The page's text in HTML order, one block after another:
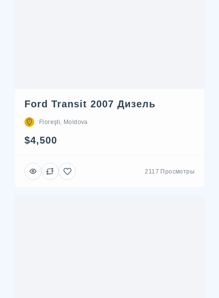
Ford Transit 2007 Дизель
Floreşti, Moldova
$4,500
2117 Просмотры